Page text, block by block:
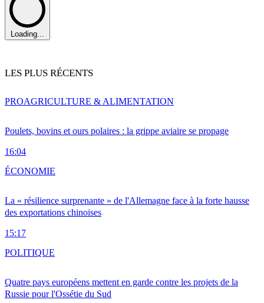
Loading...
LES PLUS RÉCENTS
Poulets, bovins et ours polaires : la grippe aviaire se propage
16:04
PROAGRICULTURE & ALIMENTATION
La « résilience surprenante » de l'Allemagne face à la forte hausse
des exportations chinoises
15:17
ÉCONOMIE
Quatre pays européens mettent en garde contre les projets de la
Russie pour l'Ossétie du Sud
POLITIQUE